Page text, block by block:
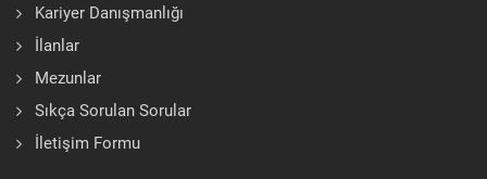
Kariyer Danışmanlığı
İlanlar
Mezunlar
Sıkça Sorulan Sorular
İletişim Formu